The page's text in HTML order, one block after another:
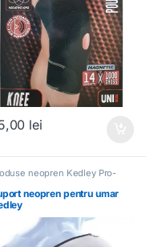
lei
neopren Kedley Pro-
Produse ortopedice si
neopren pentru umar